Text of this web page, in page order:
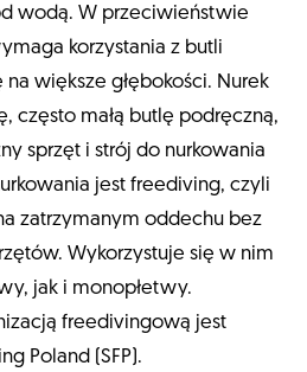
wodą. W przeciwieństwie
korzystania z butli
większe głębokości. Nurek
często małą butlę podręczną,
sprzęt i strój do nurkowania
jest freediving, czyli
zatrzymanym oddechu bez
Wykorzystuje się w nim
jak i monopłetwy.
freedivingową jest
Poland (SFP).